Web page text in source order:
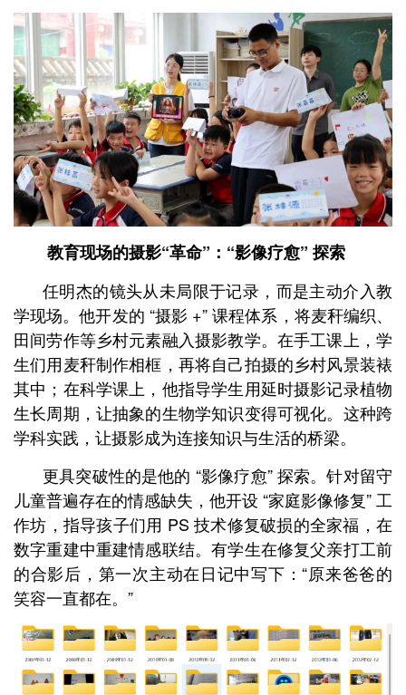
教育现场的摄影“革命”：“影像疗愈” 探索
任明杰的镜头从未局限于记录，而是主动介入教
学现场。他开发的 “摄影 +” 课程体系，将麦秆编织、
田间劳作等乡村元素融入摄影教学。在手工课上，学
生们用麦秆制作相框，再将自己拍摄的乡村风景装裱
其中；在科学课上，他指导学生用延时摄影记录植物
生长周期，让抽象的生物学知识变得可视化。这种跨
学科实践，让摄影成为连接知识与生活的桥梁。
更具突破性的是他的 “影像疗愈” 探索。针对留守
儿童普遍存在的情感缺失，他开设 “家庭影像修复” 工
作坊，指导孩子们用 PS 技术修复破损的全家福，在
数字重建中重建情感联结。有学生在修复父亲打工前
的合影后，第一次主动在日记中写下：“原来爸爸的
笑容一直都在。”